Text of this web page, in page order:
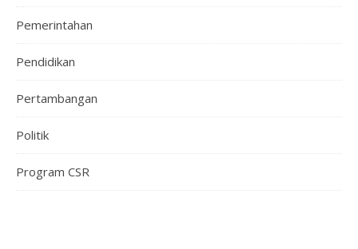
Pemerintahan
Pendidikan
Pertambangan
Politik
Program CSR